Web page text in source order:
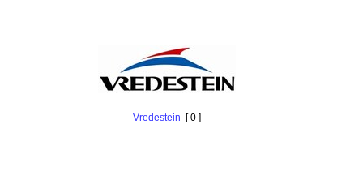
Vredestein [ 0 ]